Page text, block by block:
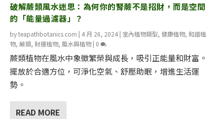
破解蕨類風水迷思：為何你的腎蕨不是招財，而是空間
的「能量過濾器」？
byteapathbotanics.com | 4 月 26, 2024 | 室內植物類型, 健康植物, 和諧植
物, 蕨類, 財運植物, 風水與植物 | 0
蕨類植物在風水中象徵繁榮與成長，吸引正能量和財富。
擺放於合適方位，可淨化空氣、舒壓助眠，增進生活運
勢。
READ MORE